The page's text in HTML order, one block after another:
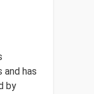
has
by